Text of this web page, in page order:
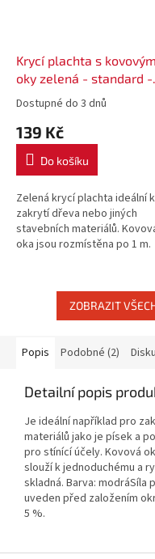
Krycí plachta s
oky zelená - standard -
rozměr 3 x 5 m
Dostupné do 3 dnů
139 Kč
Do košíku
Zelená krycí plachta ideální k
zakrytí dřeva nebo jiných
stavebních materiálů.
oka jsou rozmístěna po 1 m.
ZOBRAZIT
Popis Podobné (2)
Detailní popis
Je ideální například pro
materiálů jako je písek a
pro stínící účely. Kovová
slouží k jednoduchému a
skladná. Barva: modráSíla
uveden před založením
5 %.